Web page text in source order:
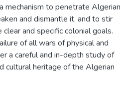
mechanism to penetrate Algerian
and dismantle it, and to stir
and specific colonial goals.
of all wars of physical and
a careful and in-depth study of
cultural heritage of the Algerian